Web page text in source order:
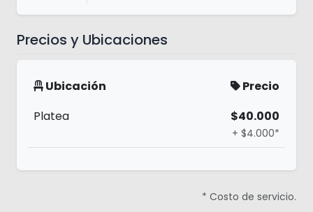
Precios y Ubicaciones
Ubicación
Precio
Platea
$40.000
+ $4.000*
* Costo de servicio.